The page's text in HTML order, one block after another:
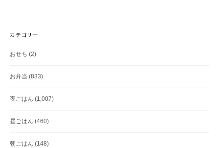
カテゴリー
おせち (2)
お弁当 (833)
夜ごはん (1,007)
昼ごはん (460)
朝ごはん (148)